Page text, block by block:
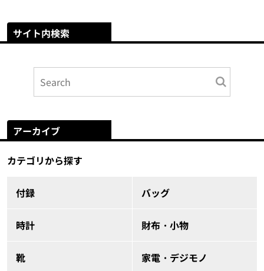
サイト内検索
アーカイブ
カテゴリから探す
付録 バッグ
時計 財布・小物
靴 家電・デジモノ